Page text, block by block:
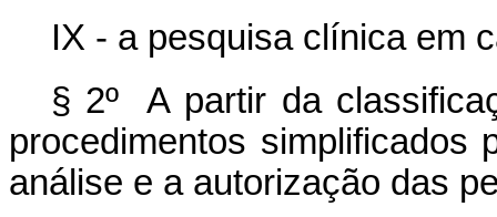
IX - a pesquisa clínica em
§ 2º A partir da
procedimentos simplificados
análise e a autorização das